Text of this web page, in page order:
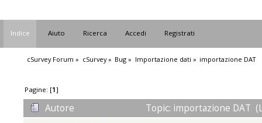
Indice Aiuto Ricerca Accedi Registrati
cSurvey Forum » cSurvey» Bug » Importazione dati » importazione DAT
Pagine: [1]
Autore
Topic: importazione DAT